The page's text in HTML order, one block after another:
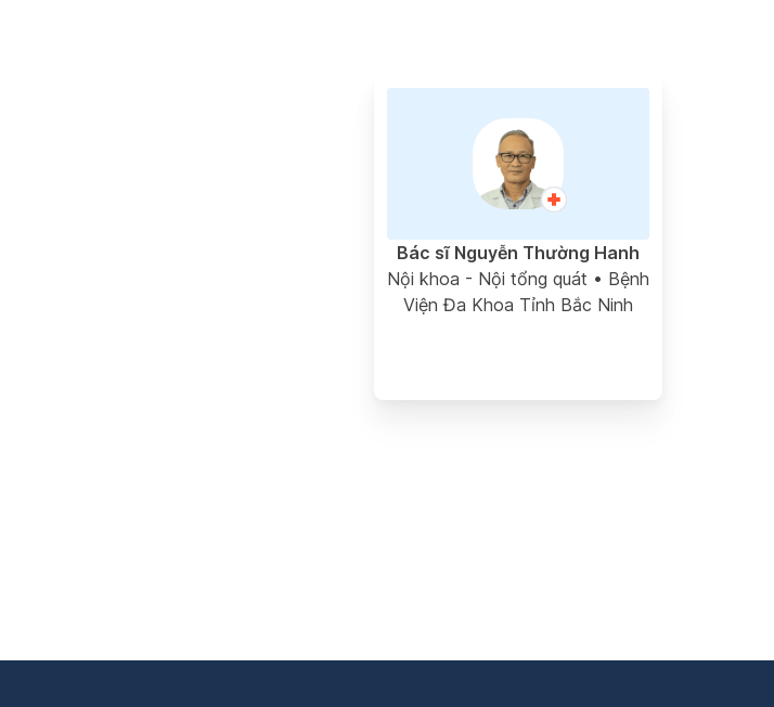
Bác sĩ Nguyễn Thường Hanh
Nội khoa - Nội tổng quát • Bệnh
Viện Đa Khoa Tỉnh Bắc Ninh